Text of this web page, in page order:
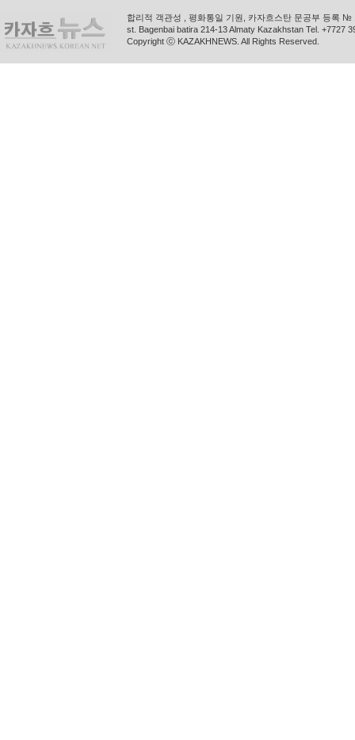
합리적 객관성 , 평화통일 기원, 카자흐스탄 문공부 등록
st. Bagenbai batira 214-13 Almaty Kazakhstan Tel. +7727
Copyright ⓒ KAZAKHNEWS. All Rights Reserved.